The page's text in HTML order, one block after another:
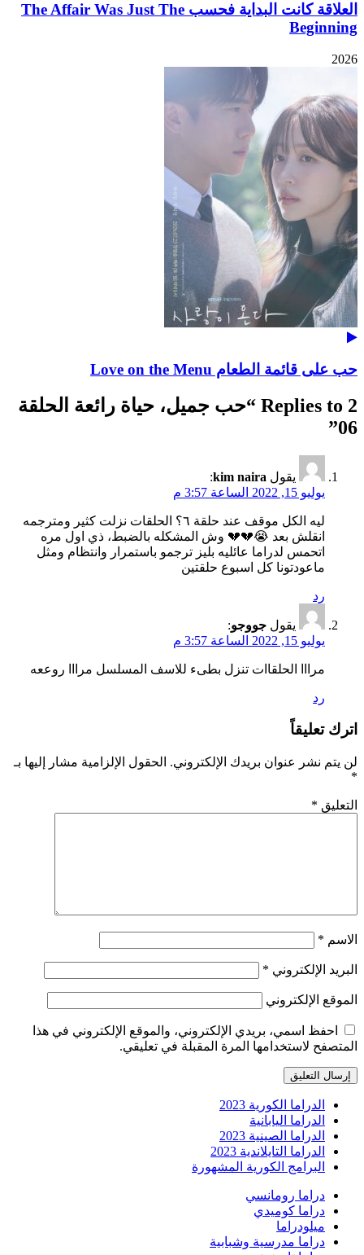
العلاقة كانت البداية فحسب The Affair Was Just The
Beginning
2026
حب على قائمة الطعام Love on the Menu
2 Replies to “
حب جميل، حياة رائعة الحلقة
06
”
يقول kim naira
:
يوليو 15, 2022 الساعة 3:57 م
ليه الكل موقف عند حلقة ٦؟ الحلقات نزلت كثير ومترجمه
انقلش بعد 😭💔💔 وش المشكله بالضبط، ذي اول مره
اتحمس لدراما عائليه بليز ترجمو باستمرار وانتظام ومثل
ماعودتونا كل اسبوع حلقتين
رد
يقول جووجو:
يوليو 15, 2022 الساعة 3:57 م
مرااا الحلقاات تنزل بطىء للاسف المسلسل مرااا روععه
رد
اترك تعليقاً
لن يتم نشر عنوان بريدك الإلكتروني. الحقول الإلزامية مشار إليها بـ
*
التعليق *
الاسم *
البريد الإلكتروني *
الموقع الإلكتروني
احفظ اسمي، بريدي الإلكتروني، والموقع الإلكتروني في هذا
المتصفح لاستخدامها المرة المقبلة في تعليقي.
الدراما الكورية 2023
الدراما اليابانية
الدراما الصينية 2023
الدراما التايلاندية 2023
البرامج الكورية المشهورة
دراما رومانسي
دراما كوميدي
ميلودراما
دراما مدرسية وشبابية